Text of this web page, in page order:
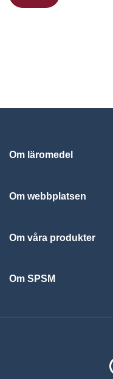
Om läromedel
Om webbplatsen
Om våra produkter
Om SPSM